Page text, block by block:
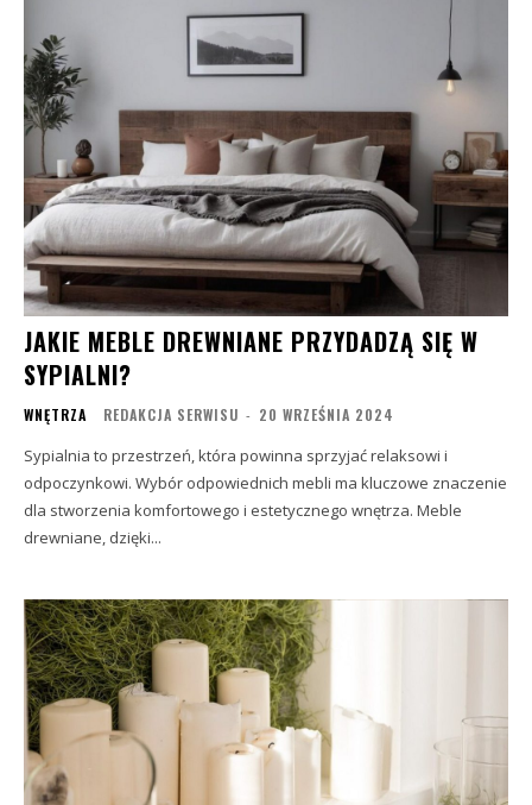
JAKIE MEBLE DREWNIANE PRZYDADZĄ SIĘ W
SYPIALNI?
WNĘTRZA REDAKCJA SERWISU - 20 WRZEŚNIA 2024
Sypialnia to przestrzeń, która powinna sprzyjać relaksowi i
odpoczynkowi. Wybór odpowiednich mebli ma kluczowe znaczenie
dla stworzenia komfortowego i estetycznego wnętrza. Meble
drewniane, dzięki...